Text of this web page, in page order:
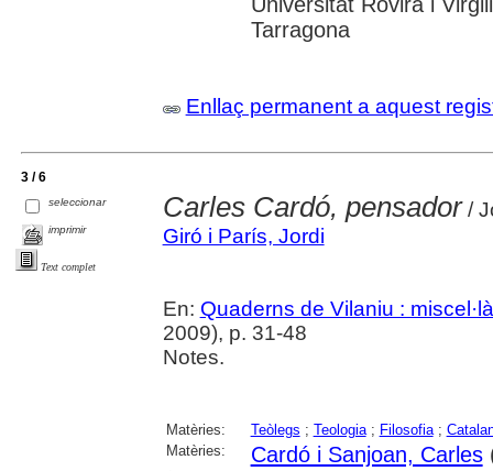
Tarragona
Enllaç permanent a aquest
3 / 6
seleccionar
imprimir
Text complet
Carles Cardó, pensador/
Giró i París, Jordi
En: Quaderns de Vilaniu :
2009), p. 31-48
Notes.
Matèries: Teòlegs ; Teologia; Filosofia;
Matèries:
Cardó i Sanjoan, Carles